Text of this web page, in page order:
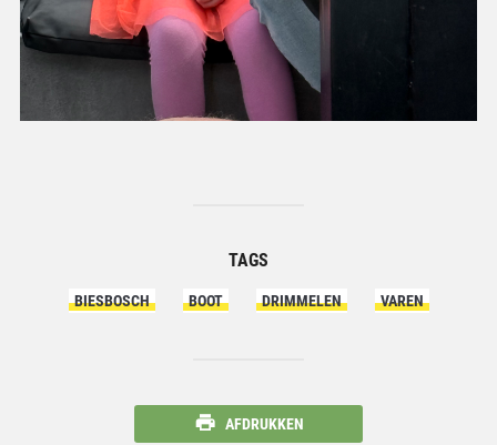
TAGS
BIESBOSCH BOOT DRIMMELEN VAREN
AFDRUKKEN